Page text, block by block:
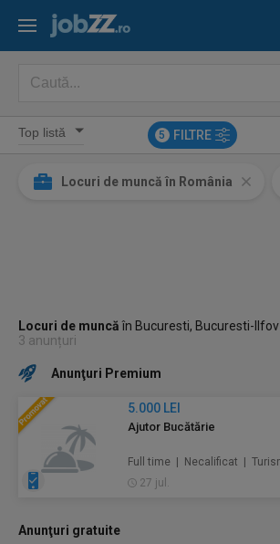
5 FILTRE
Locuri de muncă în România
Locuri de muncăîn Bucuresti, Bucuresti-Ilfov
3 anunțuri
Anunţuri Premium
5.000 LEI
Ajutor Bucătărie
27 jul.
Anunţuri gratuite